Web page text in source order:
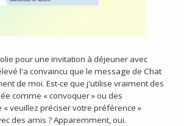
pour une invitation à déjeuner avec
l'a convaincu que le message de Chat
de moi. Est-ce que j'utilise vraiment des
comme « convoquer » ou des
veuillez préciser votre préférence »
des amis ? Apparemment, oui.